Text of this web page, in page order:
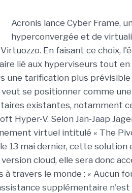
Acronis lance Cyber Frame,
hyperconvergée et de
En faisant ce choix,
lié aux hyperviseurs tout
une tarification plus
se positionner comme
existantes, notamment
Hyper-V. Selon Jan-Jaap
virtuel intitulé « The
13 mai dernier, cette solution
version cloud, elle sera donc
à travers le monde : « Aucun
supplémentaire